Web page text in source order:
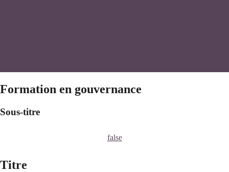
Formation en gouvernance
Sous-titre
false
Titre